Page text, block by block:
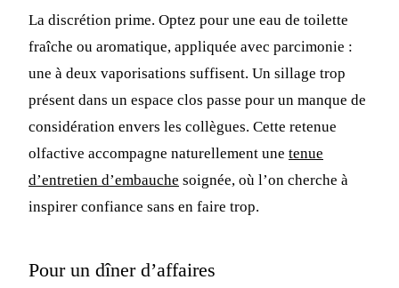
La discrétion prime. Optez pour une eau de toilette
fraîche ou aromatique, appliquée avec parcimonie :
une à deux vaporisations suffisent. Un sillage trop
présent dans un espace clos passe pour un manque de
considération envers les collègues. Cette retenue
olfactive accompagne naturellement une tenue
d’entretien d’embauche soignée, où l’on cherche à
inspirer confiance sans en faire trop.
Pour un dîner d’affaires